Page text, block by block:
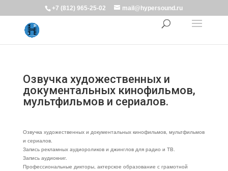
+7 (812) 965-25-02 mail@hypersound.ru
Озвучка художественных и
документальных кинофильмов,
мультфильмов и сериалов.
Озвучка художественных и документальных кинофильмов, мультфильмов
и сериалов.
Запись рекламных аудиороликов и джинглов для радио и ТВ.
Запись аудиокниг.
Профессиональные дикторы, актерское образование с грамотной